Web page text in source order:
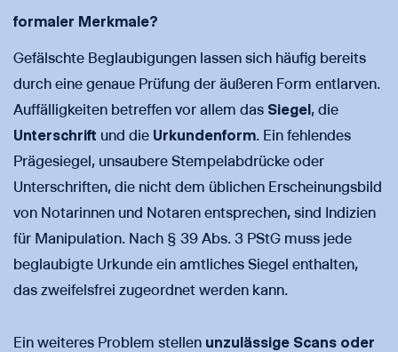
formaler Merkmale?
Gefälschte Beglaubigungen lassen sich häufig bereits
durch eine genaue Prüfung der äußeren Form entlarven.
Auffälligkeiten betreffen vor allem das Siegel, die
Unterschrift und die Urkundenform. Ein fehlendes
Prägesiegel, unsaubere Stempelabdrücke oder
Unterschriften, die nicht dem üblichen Erscheinungsbild
von Notarinnen und Notaren entsprechen, sind Indizien
für Manipulation. Nach § 39 Abs. 3 PStG muss jede
beglaubigte Urkunde ein amtliches Siegel enthalten,
das zweifelsfrei zugeordnet werden kann.
Ein weiteres Problem stellen unzulässige Scans oder